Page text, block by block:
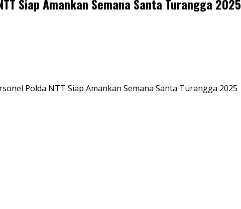
Siap Amankan Semana Santa Turangga 2025
Polda NTT Siap Amankan Semana Santa Turangga 2025